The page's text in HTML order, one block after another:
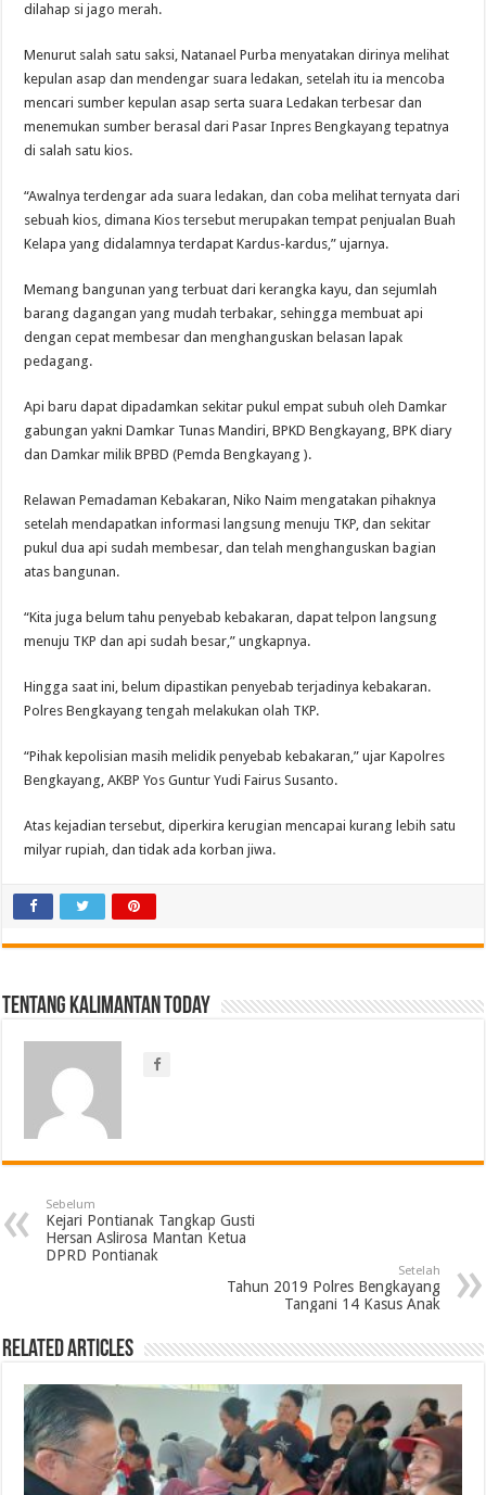
dilahap si jago merah.
Menurut salah satu saksi, Natanael Purba menyatakan dirinya melihat
kepulan asap dan mendengar suara ledakan, setelah itu ia mencoba
mencari sumber kepulan asap serta suara Ledakan terbesar dan
menemukan sumber berasal dari Pasar Inpres Bengkayang tepatnya
di salah satu kios.
“Awalnya terdengar ada suara ledakan, dan coba melihat ternyata dari
sebuah kios, dimana Kios tersebut merupakan tempat penjualan Buah
Kelapa yang didalamnya terdapat Kardus-kardus,” ujarnya.
Memang bangunan yang terbuat dari kerangka kayu, dan sejumlah
barang dagangan yang mudah terbakar, sehingga membuat api
dengan cepat membesar dan menghanguskan belasan lapak
pedagang.
Api baru dapat dipadamkan sekitar pukul empat subuh oleh Damkar
gabungan yakni Damkar Tunas Mandiri, BPKD Bengkayang, BPK diary
dan Damkar milik BPBD (Pemda Bengkayang ).
Relawan Pemadaman Kebakaran, Niko Naim mengatakan pihaknya
setelah mendapatkan informasi langsung menuju TKP, dan sekitar
pukul dua api sudah membesar, dan telah menghanguskan bagian
atas bangunan.
“Kita juga belum tahu penyebab kebakaran, dapat telpon langsung
menuju TKP dan api sudah besar,” ungkapnya.
Hingga saat ini, belum dipastikan penyebab terjadinya kebakaran.
Polres Bengkayang tengah melakukan olah TKP.
“Pihak kepolisian masih melidik penyebab kebakaran,” ujar Kapolres
Bengkayang, AKBP Yos Guntur Yudi Fairus Susanto.
Atas kejadian tersebut, diperkira kerugian mencapai kurang lebih satu
milyar rupiah, dan tidak ada korban jiwa.
Tentang Kalimantan Today
Sebelum
Kejari Pontianak Tangkap Gusti
Hersan Aslirosa Mantan Ketua
DPRD Pontianak
Setelah
Tahun 2019 Polres Bengkayang
Tangani 14 Kasus Anak
Related Articles